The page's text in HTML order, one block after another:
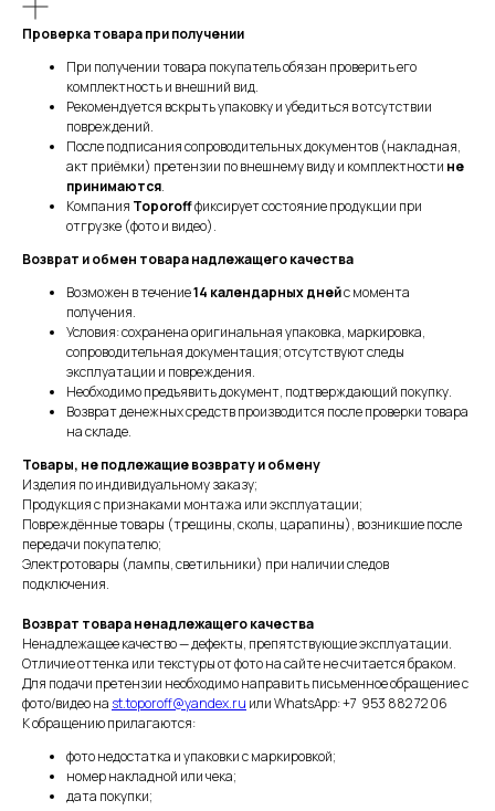
Проверка товара при получении
При получении товара покупатель обязан проверить его
комплектность и внешний вид.
Рекомендуется вскрыть упаковку и убедиться в отсутствии
повреждений.
После подписания сопроводительных документов (накладная,
акт приёмки) претензии по внешнему виду и комплектности не
принимаются.
Компания Toporoffфиксирует состояние продукции при
отгрузке (фото и видео).
Возврат и обмен товара надлежащего качества
Возможен в течение14 календарных днейс момента
получения.
Условия: сохранена оригинальная упаковка, маркировка,
сопроводительная документация; отсутствуют следы
эксплуатации и повреждения.
Необходимо предъявить документ, подтверждающий покупку.
Возврат денежных средств производится после проверки товара
на складе.
Товары, не подлежащие возврату и обмену
Изделия по индивидуальному заказу;
Продукция с признаками монтажа или эксплуатации;
Повреждённые товары (трещины, сколы, царапины), возникшие после
передачи покупателю;
Электротовары (лампы, светильники) при наличии следов
подключения.
Возврат товара ненадлежащего качества
Ненадлежащее качество — дефекты, препятствующие эксплуатации.
Отличие оттенка или текстуры от фото на сайте не считается браком.
Для подачи претензии необходимо направить письменное обращение с
фото/видео на st.toporoff@yandex.ru или WhatsApp: +7 953 882 72 06
К обращению прилагаются:
фото недостатка и упаковки с маркировкой;
номер накладной или чека;
дата покупки;